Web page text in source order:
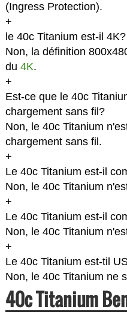
(Ingress Protection).
+
le 40c Titanium est-il 4K?
Non, la définition
du 4K.
+
Est-ce que le 40c
chargement sans fil?
Non, le 40c Titanium
chargement sans fil.
+
Le 40c Titanium est-il
Non, le 40c Titanium
+
Le 40c Titanium est-il
Non, le 40c Titanium
+
Le 40c Titanium est-til
Non, le 40c Titanium ne
40c Titanium